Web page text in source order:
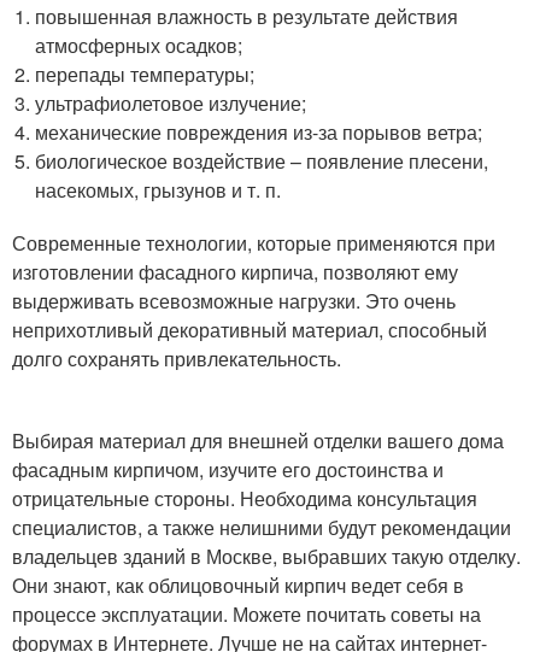
повышенная влажность в результате действия
атмосферных осадков;
перепады температуры;
ультрафиолетовое излучение;
механические повреждения из-за порывов ветра;
биологическое воздействие – появление плесени,
насекомых, грызунов и т. п.
Современные технологии, которые применяются при
изготовлении фасадного кирпича, позволяют ему
выдерживать всевозможные нагрузки. Это очень
неприхотливый декоративный материал, способный
долго сохранять привлекательность.
Выбирая материал для внешней отделки вашего дома
фасадным кирпичом, изучите его достоинства и
отрицательные стороны. Необходима консультация
специалистов, а также нелишними будут рекомендации
владельцев зданий в Москве, выбравших такую отделку.
Они знают, как облицовочный кирпич ведет себя в
процессе эксплуатации. Можете почитать советы на
форумах в Интернете. Лучше не на сайтах интернет-